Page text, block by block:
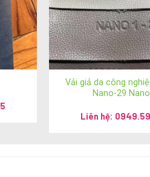
Vải giả da công
Nano-29
Liên hệ: